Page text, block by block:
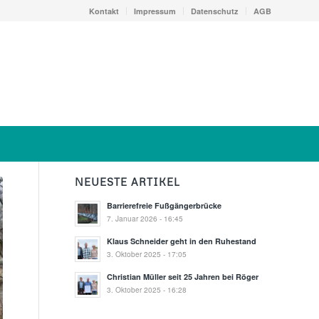
Kontakt Impressum Datenschutz AGB
NEUESTE ARTIKEL
Barrierefreie Fußgängerbrücke
7. Januar 2026 - 16:45
Klaus Schneider geht in den Ruhestand
3. Oktober 2025 - 17:05
Christian Müller seit 25 Jahren bei Röger
3. Oktober 2025 - 16:28